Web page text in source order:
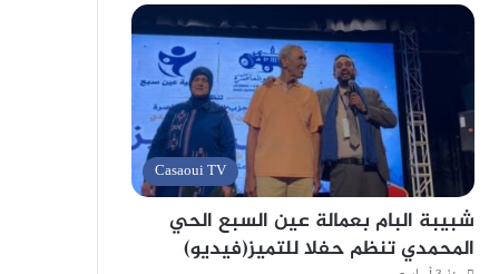
Casaoui TV
شبيبة البام بعمالة عين السبع الحي
المحمدي تنظم حفلا للتميز(فيديو)